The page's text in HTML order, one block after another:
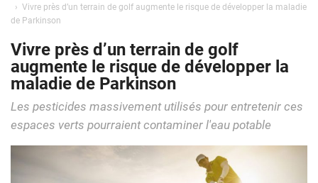
Vivre près d’un terrain de golf augmente le risque de développer la maladie
de Parkinson
Vivre près d’un terrain de golf
augmente le risque de développer la
maladie de Parkinson
Les pesticides massivement utilisés pour entretenir ces
espaces verts pourraient contaminer l'eau potable